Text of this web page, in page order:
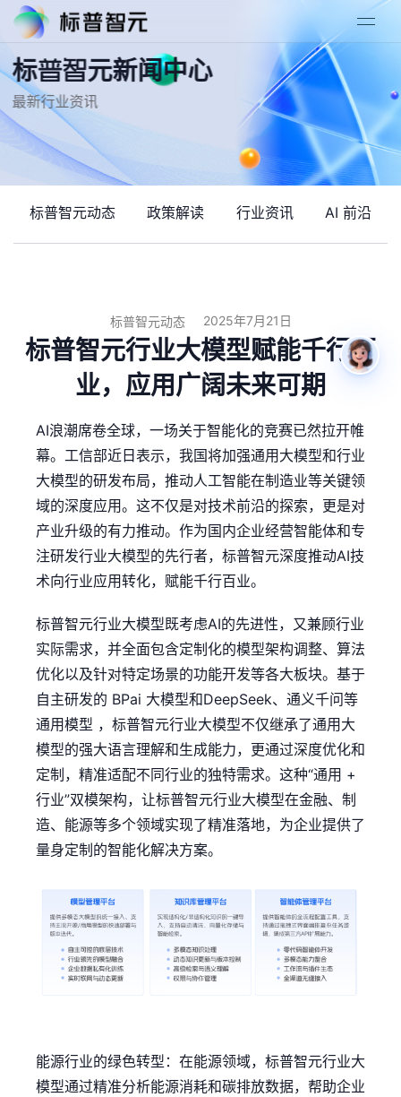
标普智元新闻中心
最新行业资讯
标普智元动态 政策解读 行业资讯 AI 前沿
标普智元动态 2025年7月21日
标普智元行业大模型赋能千行百
业，应用广阔未来可期
AI浪潮席卷全球，一场关于智能化的竞赛已然拉开帷
幕。工信部近日表示，我国将加强通用大模型和行业
大模型的研发布局，推动人工智能在制造业等关键领
域的深度应用。这不仅是对技术前沿的探索，更是对
产业升级的有力推动。作为国内企业经营智能体和专
注研发行业大模型的先行者，标普智元深度推动AI技
术向行业应用转化，赋能千行百业。
标普智元行业大模型既考虑AI的先进性，又兼顾行业
实际需求，并全面包含定制化的模型架构调整、算法
优化以及针对特定场景的功能开发等各大板块。基于
自主研发的 BPai 大模型和DeepSeek、通义千问等
通用模型 ，标普智元行业大模型不仅继承了通用大
模型的强大语言理解和生成能力，更通过深度优化和
定制，精准适配不同行业的独特需求。这种“通用 +
行业”双模架构，让标普智元行业大模型在金融、制
造、能源等多个领域实现了精准落地，为企业提供了
量身定制的智能化解决方案。
能源行业的绿色转型：在能源领域，标普智元行业大
模型通过精准分析能源消耗和碳排放数据，帮助企业